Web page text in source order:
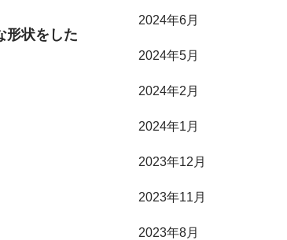
形状をした
2024年6月
2024年5月
2024年2月
2024年1月
2023年12月
2023年11月
2023年8月